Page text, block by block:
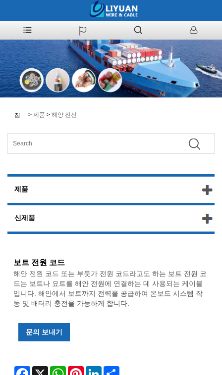
집 > 제품 > 해양 전선
제품
신제품
보트 전원 코드
해안 전원 코드 또는 부둣가 전원 코드라고도 하는 보트 전원 코
드는 보트나 요트를 해안 전원에 연결하는 데 사용되는 케이블
입니다. 해안에서 보트까지 전력을 공급하여 온보드 시스템 작
동 및 배터리 충전을 가능하게 합니다.
문의 보내기
Facebook
X WhatsAppPinterestLinkedIn